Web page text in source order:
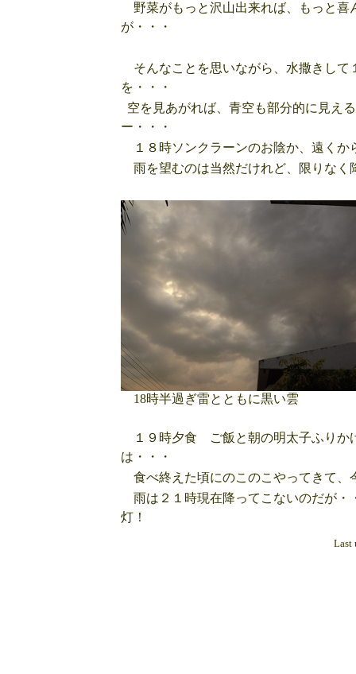
野菜がもっと沢山出来れば、もっと
が・・・
そんなことを思いながら、水撒きし
を・・・
空を見あがれば、青空も部分的に見え
ー・・・
１８時ソンクラーンのお陰か、遠くか
雨を望むのは当然だけれど、限りなく
18時半過ぎ雷とともに黒い雲
１９時夕食 ご飯と朝の明太子ふりか
は・・・
食べ終えた頃にのこのこやってきて、
雨は２１時現在降ってこないのだが
灯！
Last